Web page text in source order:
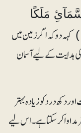
مَلَکًا
کہہ دو کہ اگر زمین میں
ہدایت کے لیے آسمان
دکھ درد کو زیادہ بہتر
مداواکر سکتا ہے ۔ اس لیے